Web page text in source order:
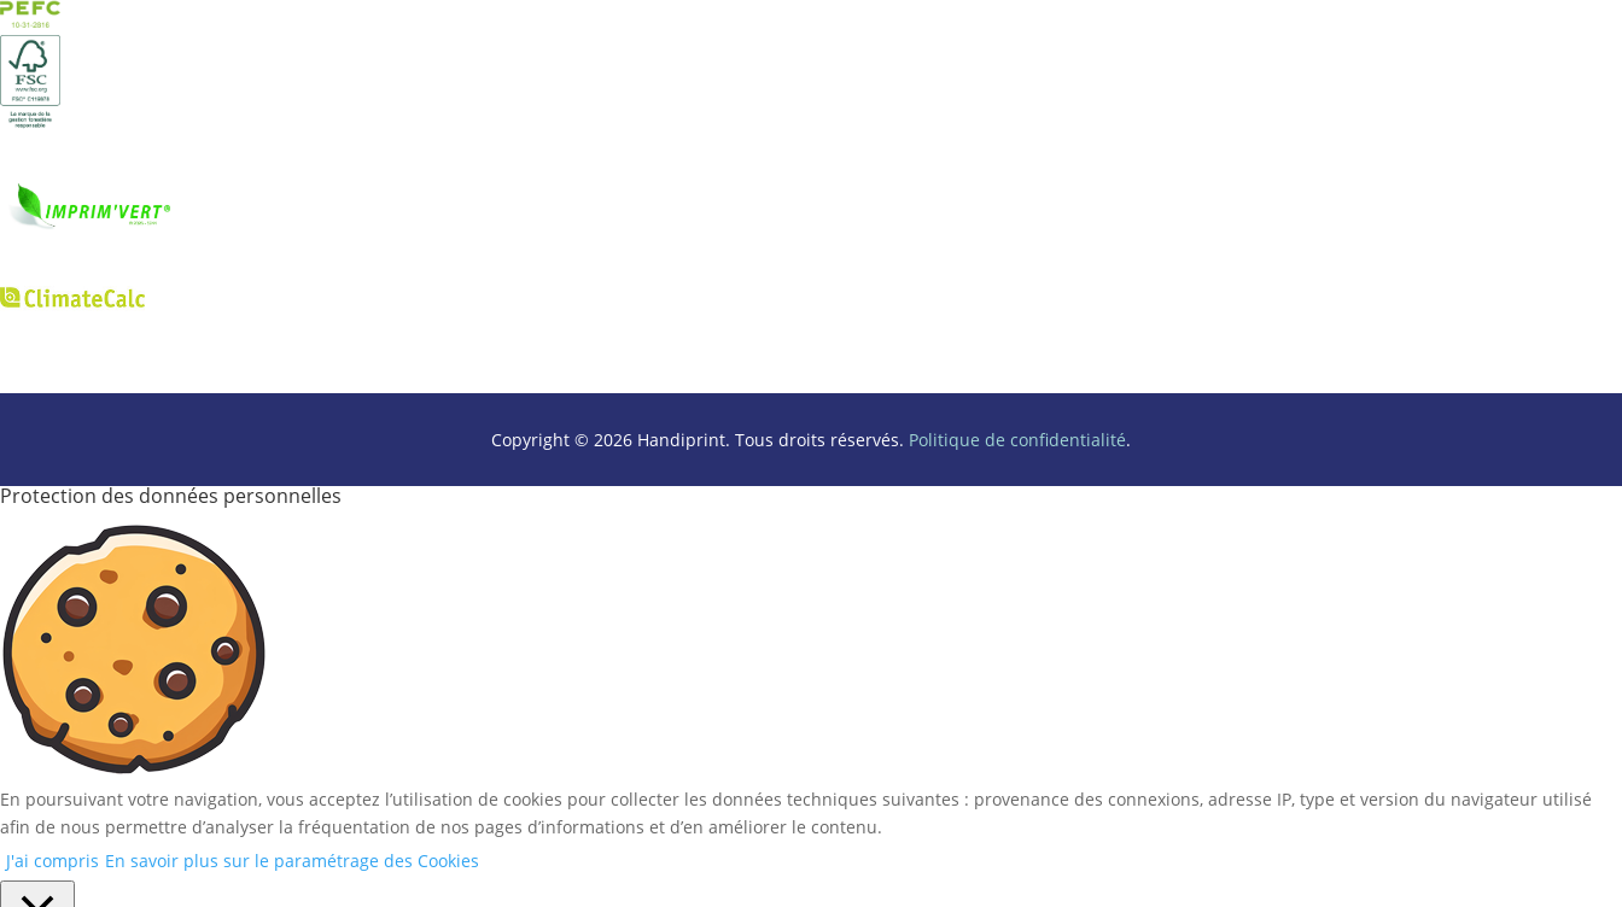
Copyright © 2026 Handiprint. Tous droits réservés. Politique de confidentialité.
Protection des données personnelles
En poursuivant votre navigation, vous acceptez l’utilisation de cookies pour collecter les données techniques suivantes : provenance des connexions, adresse IP, type et version du navigateur utilisé
afin de nous permettre d’analyser la fréquentation de nos pages d’informations et d’en améliorer le contenu.
J'ai compris En savoir plus sur le paramétrage des Cookies